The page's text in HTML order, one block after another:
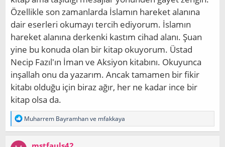
Özellikle son zamanlarda İslamın hareket alanına
dair eserleri okumayı tercih ediyorum. İslamın
hareket alanına derkenki kastım cihad alanı. Şuan
yine bu konuda olan bir kitap okuyorum. Üstad
Necip Fazıl'ın İman ve Aksiyon kitabını. Okuyunca
inşallah onu da yazarım. Ancak tamamen bir fikir
kitabı olduğu için biraz ağır, her ne kadar ince bir
kitap olsa da.
T
e
p
k
Muharrem Bayramhanve mfakkaya